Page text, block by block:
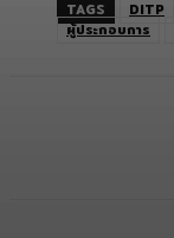
TAGS DITP
ผู้ประกอบการ